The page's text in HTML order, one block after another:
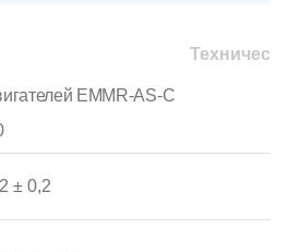
EMMR-AS-C
± 0,2